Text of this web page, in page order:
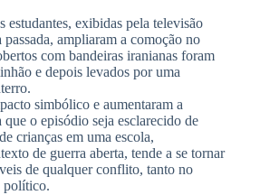
estudantes, exibidas pela televisão
passada, ampliaram a comoção no
com bandeiras iranianas foram
e depois levados por uma
simbólico e aumentaram a
o episódio seja esclarecido de
crianças em uma escola,
de guerra aberta, tende a se tornar
de qualquer conflito, tanto no
político.